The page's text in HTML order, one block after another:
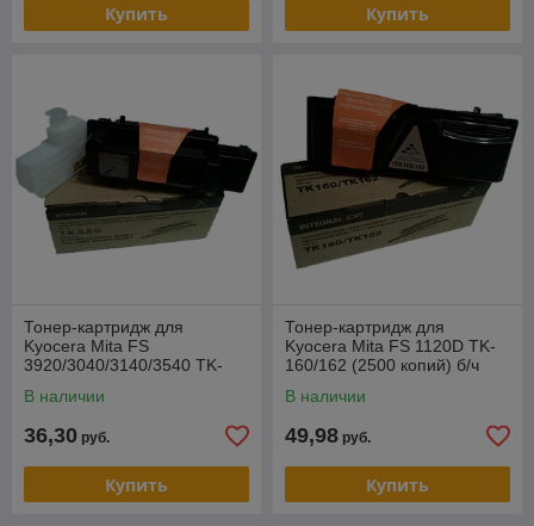
Купить Купить
Тонер-картридж для
Kyocera Mita FS
3920/3040/3140/3540 TK-
(Integral)
В наличии
36,30 руб.
Купить
Тонер-картридж для
Kyocera Mita FS 1120D TK-
160/162 (2500 копий) б/ч
В наличии
49,98 руб.
Купить